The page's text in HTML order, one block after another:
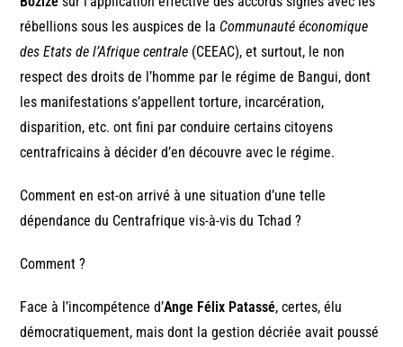
rébellions sous les auspices de la Communauté économique
des Etats de l’Afrique centrale (CEEAC), et surtout, le non
respect des droits de l’homme par le régime de Bangui, dont
les manifestations s’appellent torture, incarcération,
disparition, etc. ont fini par conduire certains citoyens
centrafricains à décider d’en découvre avec le régime.
Comment en est-on arrivé à une situation d’une telle
dépendance du Centrafrique vis-à-vis du Tchad ?
Comment ?
Face à l’incompétence d’Ange Félix Patassé, certes, élu
démocratiquement, mais dont la gestion décriée avait poussé